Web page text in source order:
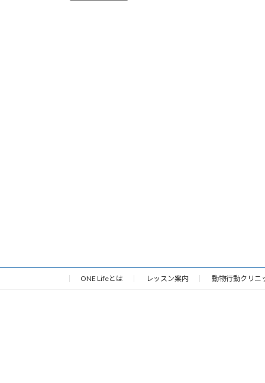
ONE Lifeとは レッスン案内 動物行動クリニ